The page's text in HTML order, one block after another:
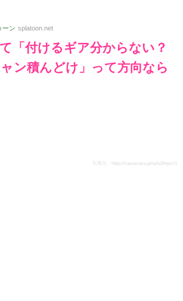
ーン splatoon.net
「付けるギア分からない？
ン積んどけ」って方向なら
引用元： https://zawazawa.jp/spla3/topic/1